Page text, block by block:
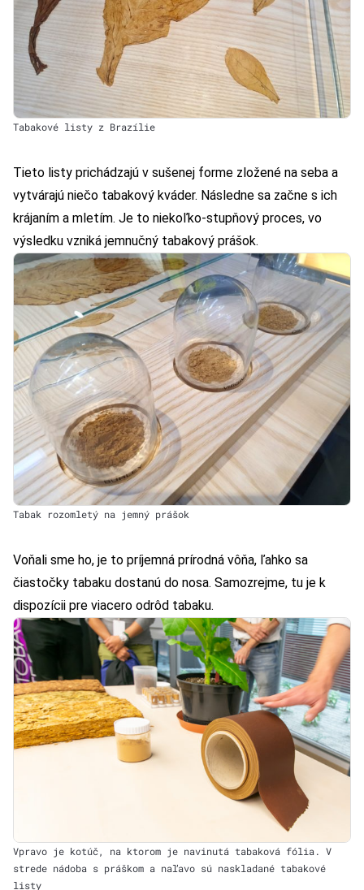
Tabakové listy z Brazílie
Tieto listy prichádzajú v sušenej forme zložené na seba a
vytvárajú niečo tabakový kváder. Následne sa začne s ich
krájaním a mletím. Je to niekoľko-stupňový proces, vo
výsledku vzniká jemnučný tabakový prášok.
Tabak rozomletý na jemný prášok
Voňali sme ho, je to príjemná prírodná vôňa, ľahko sa
čiastočky tabaku dostanú do nosa. Samozrejme, tu je k
dispozícii pre viacero odrôd tabaku.
Vpravo je kotúč, na ktorom je navinutá tabaková fólia. V
strede nádoba s práškom a naľavo sú naskladané tabakové
listy